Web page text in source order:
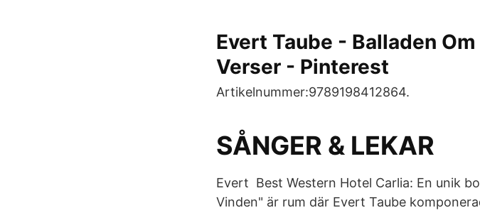
Evert Taube - Balladen
Verser - Pinterest
Artikelnummer:9789198412864.
SÅNGER & LEKAR
Evert Best Western Hotel Carlia: En unik
Vinden" är rum där Evert Taube